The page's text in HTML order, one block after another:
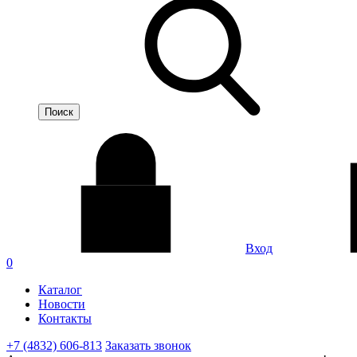
Вход
0
Каталог
Новости
Контакты
+7 (4832) 606-813 Заказать звонок